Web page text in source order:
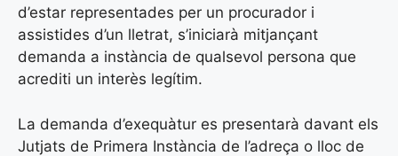
d’estar representades per un procurador i
assistides d’un lletrat, s’iniciarà mitjançant
demanda a instància de qualsevol persona que
acrediti un interès legítim.
La demanda d’exequàtur es presentarà davant els
Jutjats de Primera Instància de l’adreça o lloc de